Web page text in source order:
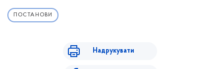
ПОСТАНОВИ
Надрукувати